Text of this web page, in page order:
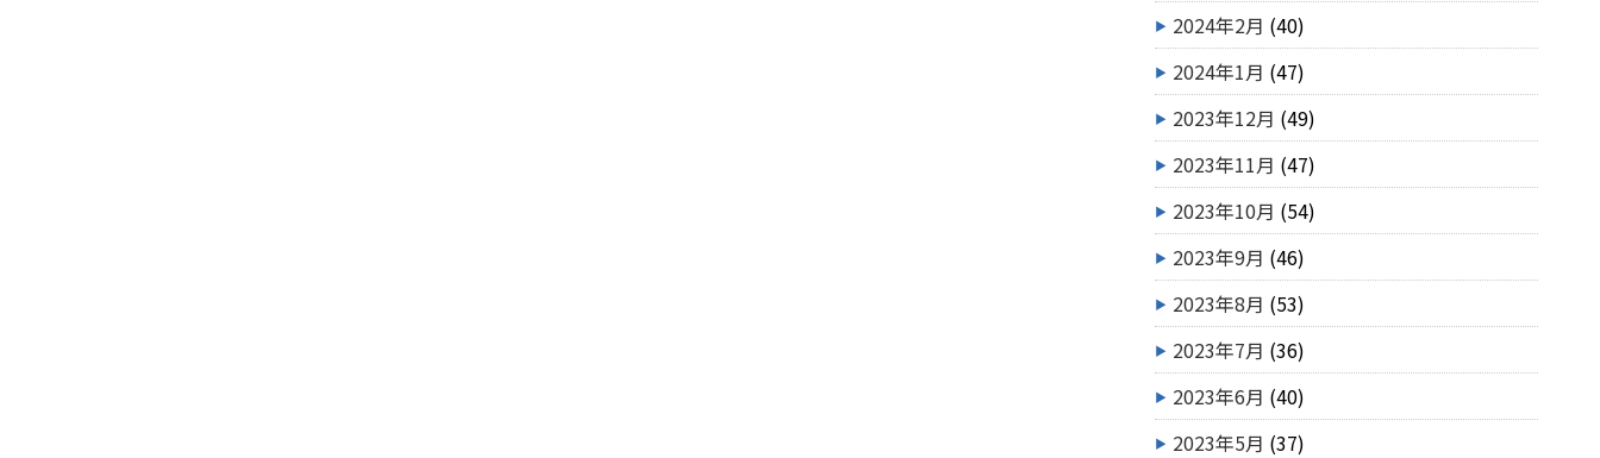
2024年2月 (40)
2024年1月 (47)
2023年12月 (49)
2023年11月 (47)
2023年10月 (54)
2023年9月 (46)
2023年8月 (53)
2023年7月 (36)
2023年6月 (40)
2023年5月 (37)